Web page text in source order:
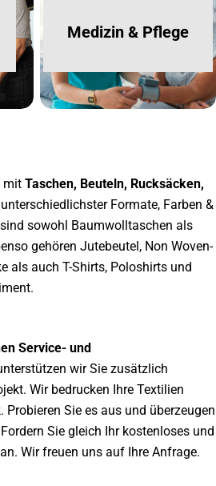
Medizin & Pflege
mit Taschen, Beuteln, Rucksäcken,
unterschiedlichster Formate, Farben &
sowohl Baumwolltaschen als
gehören Jutebeutel, Non Woven-
als auch T-Shirts, Poloshirts und
Service- und
wir Sie zusätzlich
Wir bedrucken Ihre Textilien
Sie es aus und überzeugen
Sie gleich Ihr kostenloses und
Wir freuen uns auf Ihre Anfrage.